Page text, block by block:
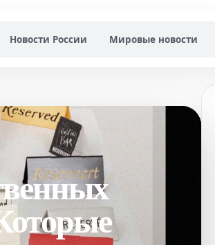
Новости России Мировые новости